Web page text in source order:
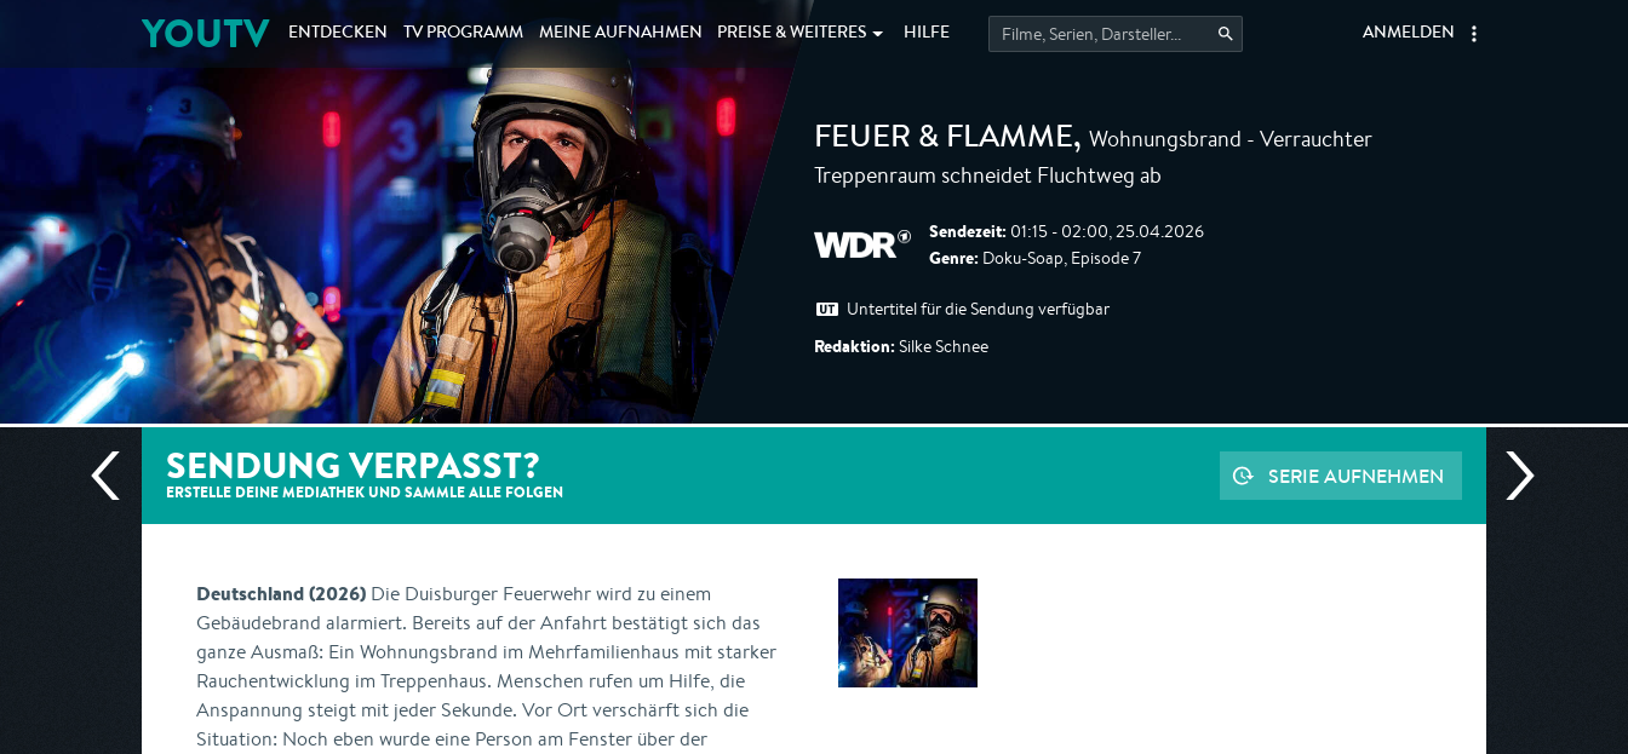
YOUTV ENTDECKEN TV PROGRAMM MEINE AUFNAHMEN PREISE & WEITERES HILFE ANMELDEN
FEUER & FLAMME, Wohnungsbrand - Verrauchter
Treppenraum schneidet Fluchtweg ab
Sendezeit: 01:15 - 02:00, 25.04.2026
Genre: Doku-Soap, Episode 7
Untertitel für die Sendung verfügbar
Redaktion: Silke Schnee
SENDUNG VERPASST?
ERSTELLE DEINE MEDIATHEK UND SAMMLE ALLE FOLGEN
SERIE AUFNEHMEN
Deutschland (2026) Die Duisburger Feuerwehr wird zu einem
Gebäudebrand alarmiert. Bereits auf der Anfahrt bestätigt sich das
ganze Ausmaß: Ein Wohnungsbrand im Mehrfamilienhaus mit starker
Rauchentwicklung im Treppenhaus. Menschen rufen um Hilfe, die
Anspannung steigt mit jeder Sekunde. Vor Ort verschärft sich die
Situation: Noch eben wurde eine Person am Fenster über der